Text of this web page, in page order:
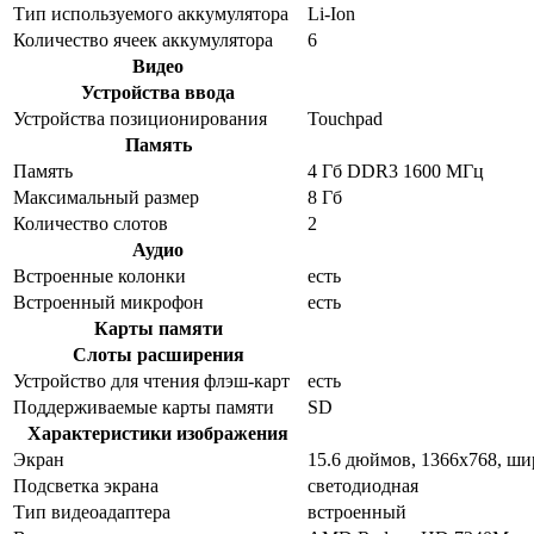
Тип используемого аккумулятора
Li-Ion
Количество ячеек аккумулятора
6
Видео
Устройства ввода
Устройства позиционирования
Touchpad
Память
Память
4 Гб DDR3 1600 МГц
Максимальный размер
8 Гб
Количество слотов
2
Аудио
Встроенные колонки
есть
Встроенный микрофон
есть
Карты памяти
Слоты расширения
Устройство для чтения флэш-карт
есть
Поддерживаемые карты памяти
SD
Характеристики изображения
Экран
15.6 дюймов, 1366x768,
Подсветка экрана
светодиодная
Тип видеоадаптера
встроенный